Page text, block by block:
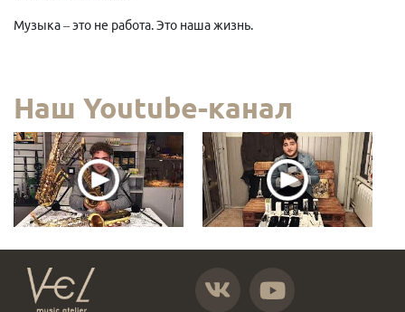
Музыка – это не работа. Это наша жизнь.
Наш Youtube-канал